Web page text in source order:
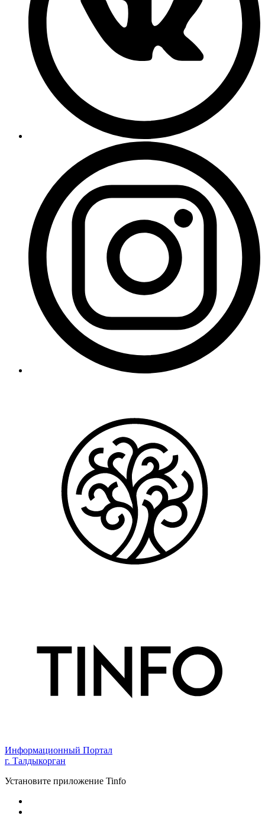
Информационный Портал
г. Талдыкорган
Установите приложение Tinfo